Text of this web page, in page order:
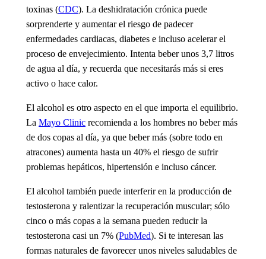
toxinas (CDC). La deshidratación crónica puede
sorprenderte y aumentar el riesgo de padecer
enfermedades cardiacas, diabetes e incluso acelerar el
proceso de envejecimiento. Intenta beber unos 3,7 litros
de agua al día, y recuerda que necesitarás más si eres
activo o hace calor.
El alcohol es otro aspecto en el que importa el equilibrio.
La Mayo Clinic recomienda a los hombres no beber más
de dos copas al día, ya que beber más (sobre todo en
atracones) aumenta hasta un 40% el riesgo de sufrir
problemas hepáticos, hipertensión e incluso cáncer.
El alcohol también puede interferir en la producción de
testosterona y ralentizar la recuperación muscular; sólo
cinco o más copas a la semana pueden reducir la
testosterona casi un 7% (PubMed). Si te interesan las
formas naturales de favorecer unos niveles saludables de